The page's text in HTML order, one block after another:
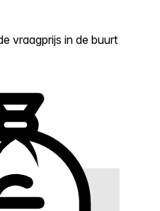
vraagprijs in de buurt